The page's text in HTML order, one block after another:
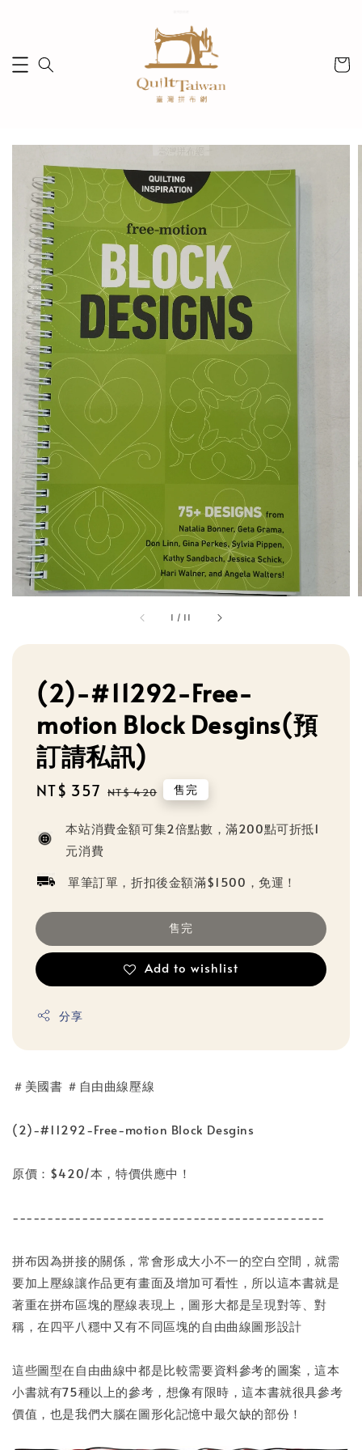
1 / 11
(2)-#11292-Free-
motion Block Desgins(預
訂請私訊)
Sale
NT$ 357 Regular
NT$ 420 售完
本站消費金額可集2倍點數，滿200點可折抵1
元消費
單筆訂單，折扣後金額滿$1500，免運！
售完
Add to wishlist
分享
＃美國書 ＃自由曲線壓線
(2)-#11292-Free-motion Block Desgins
原價：$420/本，特價供應中！
---------------------------------------------
拼布因為拼接的關係，常會形成大小不一的空白空間，就需
要加上壓線讓作品更有畫面及增加可看性，所以這本書就是
著重在拼布區塊的壓線表現上，圖形大都是呈現對等、對
稱，在四平八穩中又有不同區塊的自由曲線圖形設計
這些圖型在自由曲線中都是比較需要資料參考的圖案，這本
小書就有75種以上的參考，想像有限時，這本書就很具參考
價值，也是我們大腦在圖形化記憶中最欠缺的部份！